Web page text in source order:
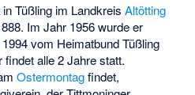
Tüßling im Landkreis Altötting
Im Jahr 1956 wurde er
vom Heimatbund Tüßling
alle 2 Jahre statt.
Ostermontagfindet,